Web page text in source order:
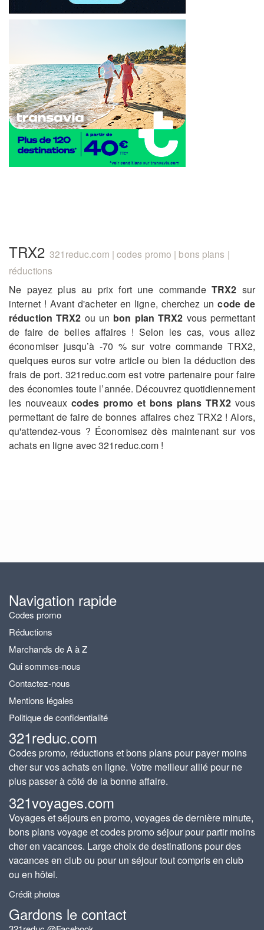
TRX2 321reduc.com | codes promo | bons plans |
réductions
Ne payez plus au prix fort une commande TRX2 sur
internet ! Avant d'acheter en ligne, cherchez uncode de
réduction TRX2 ou un bon plan TRX2 vous permettant
de faire de belles affaires ! Selon les cas, vous allez
économiser jusqu’à -70 % sur votre commande TRX2,
quelques euros sur votre article ou bien la déduction des
frais de port. 321reduc.com est votre partenaire pour faire
des économies toute l’année. Découvrez quotidiennement
les nouveaux codes promo et bons plans TRX2vous
permettant de faire de bonnes affaires chez TRX2 ! Alors,
qu'attendez-vous ? Économisez dès maintenant sur vos
achats en ligne avec 321reduc.com !
Navigation rapide
Codes promo
Réductions
Marchands de A à Z
Qui sommes-nous
Contactez-nous
Mentions légales
Politique de confidentialité
321reduc.com
Codes promo, réductions et bons plans pour payer moins
cher sur vos achats en ligne. Votre meilleur allié pour ne
plus passer à côté de la bonne affaire.
321voyages.com
Voyages et séjours en promo, voyages de dernière minute,
bons plans voyage et codes promo séjour pour partir moins
cher en vacances. Large choix de destinations pour des
vacances en club ou pour un séjour tout compris en club
ou en hôtel.
Crédit photos
Gardons le contact